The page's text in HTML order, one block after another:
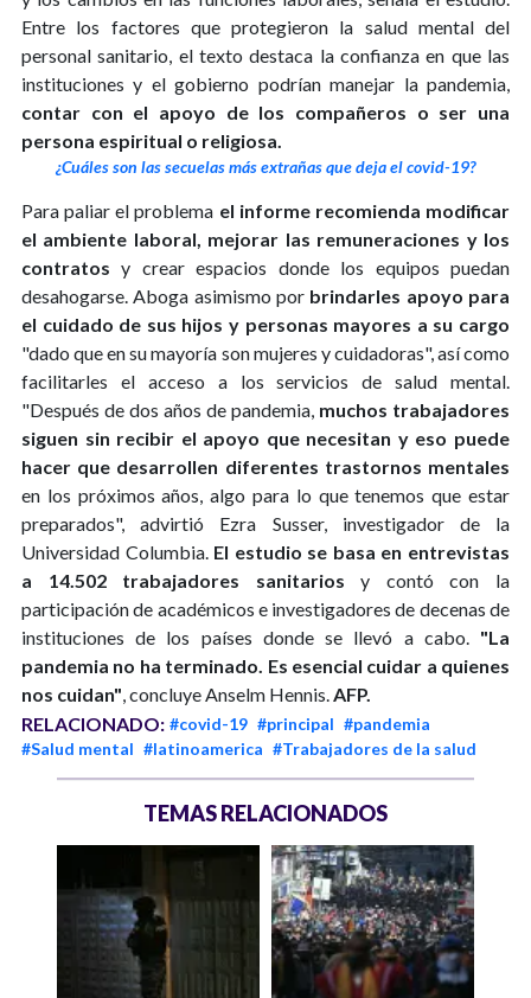
Entre los factores que protegieron la salud mental del
personal sanitario, el texto destaca la confianza en que las
instituciones y el gobierno podrían manejar la pandemia,
contar con el apoyo de los compañeros o ser una
persona espiritual o religiosa.
¿Cuáles son las secuelas más extrañas que deja el covid-19?
Para paliar el problema el informe recomienda modificar
el ambiente laboral, mejorar las remuneraciones y los
contratos y crear espacios donde los equipos puedan
desahogarse. Aboga asimismo por brindarles apoyo para
el cuidado de sus hijos y personas mayores a su cargo
"dado que en su mayoría son mujeres y cuidadoras", así como
facilitarles el acceso a los servicios de salud mental.
"Después de dos años de pandemia, muchos trabajadores
siguen sin recibir el apoyo que necesitan y eso puede
hacer que desarrollen diferentes trastornos mentales
en los próximos años, algo para lo que tenemos que estar
preparados", advirtió Ezra Susser, investigador de la
Universidad Columbia. El estudio se basa en entrevistas
a 14.502 trabajadores sanitarios y contó con la
participación de académicos e investigadores de decenas de
instituciones de los países donde se llevó a cabo. "La
pandemia no ha terminado. Es esencial cuidar a quienes
nos cuidan", concluye Anselm Hennis.AFP.
RELACIONADO: #covid-19 #principal #pandemia
#Salud mental #latinoamerica #Trabajadores de la salud
TEMAS RELACIONADOS